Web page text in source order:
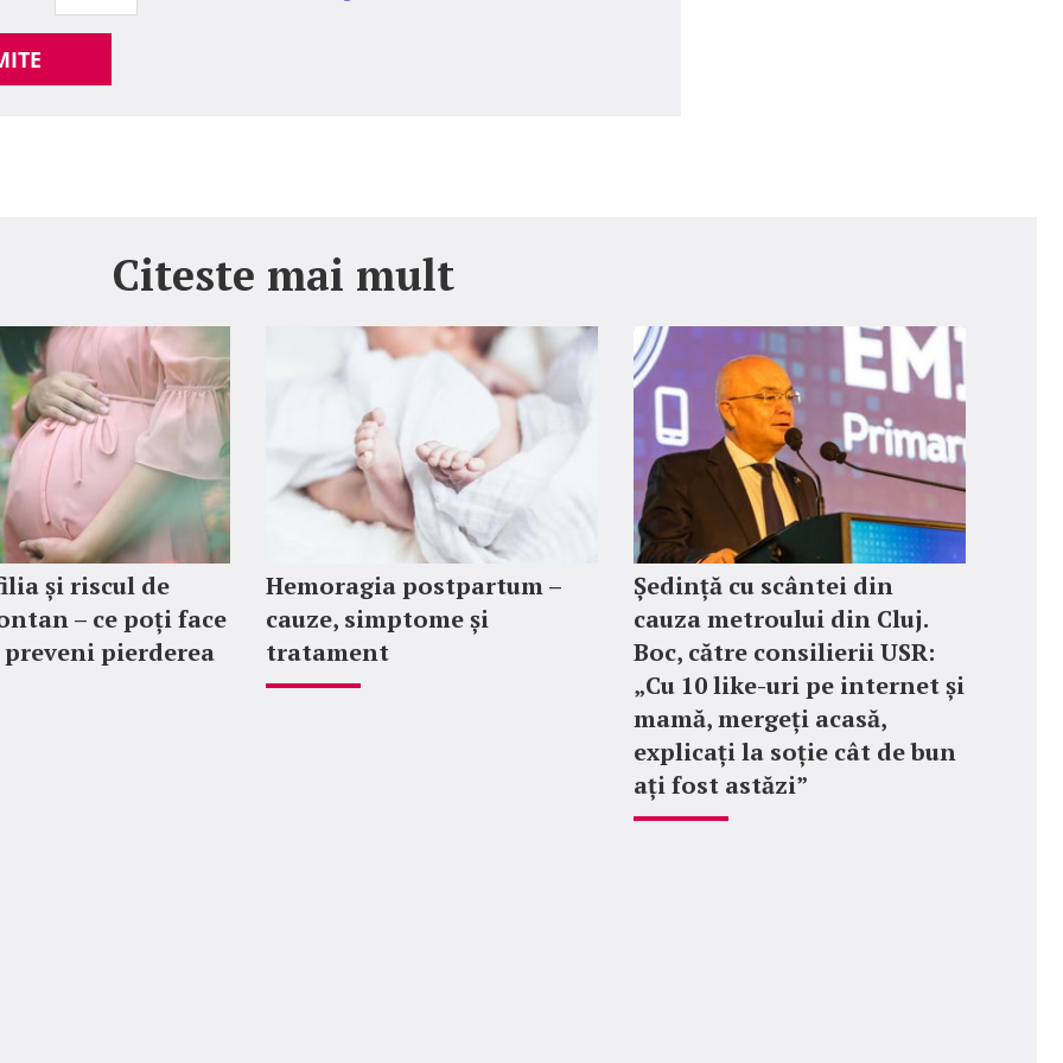
Citeste mai mult
și riscul de
– ce poți face
pierderea
Hemoragia postpartum –
cauze, simptome și
tratament
Ședință cu scântei din
cauza metroului din Cluj.
Boc, către consilierii USR:
„Cu 10 like-uri pe internet și
mamă, mergeți acasă,
explicați la soție cât de bun
ați fost astăzi”